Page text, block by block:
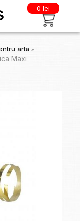
0 lei
arta
Maxi